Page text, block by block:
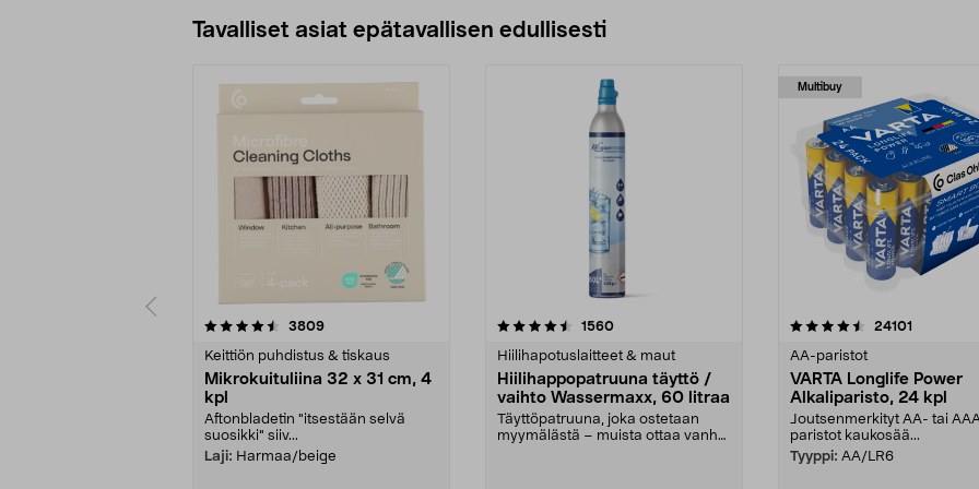
Tavalliset asiat epätavallisen edullisesti
3809arvostelut
Keittiön puhdistus & tiskaus
Mikrokuituliina 32 x 31 cm, 4
kpl
Aftonbladetin "itsestään selvä
suosikki" siiv...
Laji: Harmaa/beige
4.5viidestä
1560arvostelut
Hiilihapotuslaitteet & maut
Hiilihappopatruuna täyttö /
vaihto Wassermaxx, 60 litraa
Täyttöpatruuna, joka ostetaan
myymälästä – muista ottaa vanha
Multibuy
4.5viidestä
24101
AA-paristot
VARTA Longlife Power
Alkaliparisto, 24 kpl
Joutsenmerkityt AA- tai
paristot kaukosää...
Tyyppi: AA/LR6
4.5viidestä